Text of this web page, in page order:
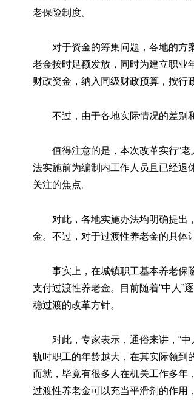
老保险制度。
对于资金的筹集问题，各地的方
老金按时足额发放，同时为建立职业
财政资金，纳入同级财政预算，按行
不过，由于各地实际情况的差别
值得注意的是，本次改革实行“老
法实施前为编制内工作人员且已经退
关注的焦点。
对此，各地实施办法均明确提出
金。不过，对于过渡性养老金的具体
事实上，在城镇职工基本养老保
支付过渡性养老金。目前随着“中人”
稳过渡的改革方针。
对此，专家表示，通俗来讲，“
轨时职工的年龄越大，在其实际领到
而就，毕竟有很多人在机关工作多年
过渡性养老金可以充当平滑剂的作用